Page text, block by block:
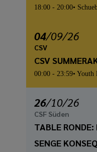
18:00 - 20:00
04/09/26
CSV
CSV
00:00 - 23:59 Youth
26/10/26
CSF Süden
TABLE RONDE:
SENGE